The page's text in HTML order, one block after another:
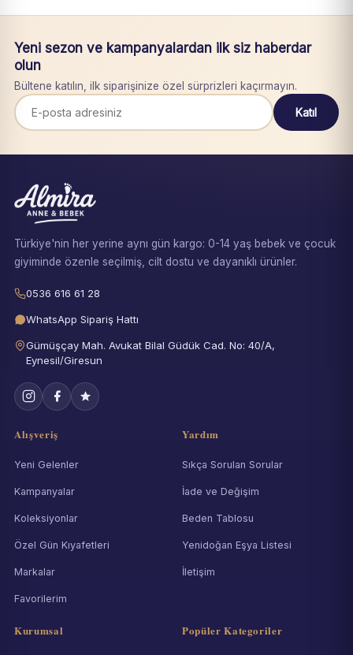
Yeni sezon ve kampanyalardan ilk siz haberdar
olun
Bültene katılın, ilk siparişinize özel sürprizleri kaçırmayın.
Katıl
Türkiye'nin her yerine aynı gün kargo: 0-14 yaş bebek ve çocuk
giyiminde özenle seçilmiş, cilt dostu ve dayanıklı ürünler.
0536 616 61 28
WhatsApp Sipariş Hattı
Gümüşçay Mah. Avukat Bilal Güdük Cad. No: 40/A,
Eynesil/Giresun
Alışveriş
Yeni Gelenler
Kampanyalar
Koleksiyonlar
Özel Gün Kıyafetleri
Markalar
Favorilerim
Yardım
Sıkça Sorulan Sorular
İade ve Değişim
Beden Tablosu
Yenidoğan Eşya Listesi
İletişim
Kurumsal Popüler Kategoriler